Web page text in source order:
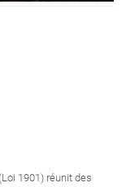
1901) réunit des